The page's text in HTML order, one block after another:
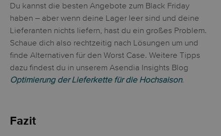
Du kannst die besten Angebote zum Black Friday
haben – aber wenn deine Lager leer sind und deine
Lieferanten nichts liefern, hast du ein großes Problem.
Schaue dich also rechtzeitig nach Lösungen um und
finde Alternativen für den Worst Case. Weitere Tipps
dazu findest du in unserem Asendia Insights Blog
Optimierung der Lieferkette für die Hochsaison.
Fazit